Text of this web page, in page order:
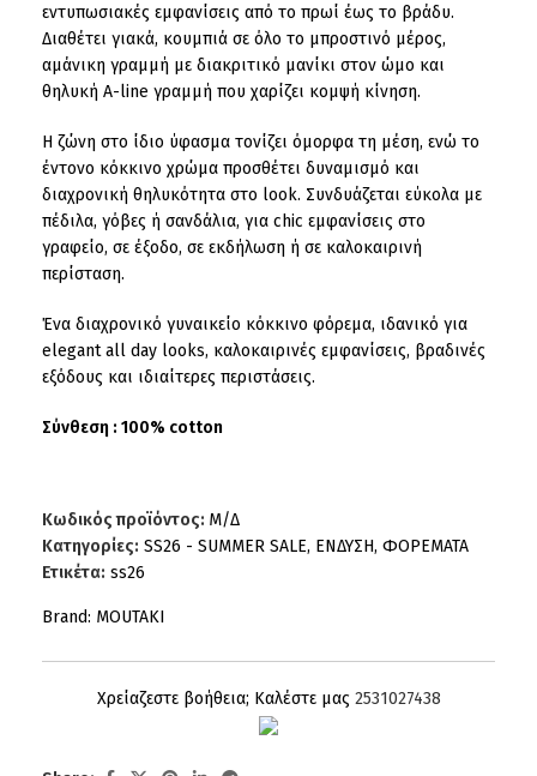
εντυπωσιακές εμφανίσεις από το πρωί έως το βράδυ.
Διαθέτει γιακά, κουμπιά σε όλο το μπροστινό μέρος,
αμάνικη γραμμή με διακριτικό μανίκι στον ώμο και
θηλυκή Α-line γραμμή που χαρίζει κομψή κίνηση.
Η ζώνη στο ίδιο ύφασμα τονίζει όμορφα τη μέση, ενώ το
έντονο κόκκινο χρώμα προσθέτει δυναμισμό και
διαχρονική θηλυκότητα στο look. Συνδυάζεται εύκολα με
πέδιλα, γόβες ή σανδάλια, για chic εμφανίσεις στο
γραφείο, σε έξοδο, σε εκδήλωση ή σε καλοκαιρινή
περίσταση.
Ένα διαχρονικό γυναικείο κόκκινο φόρεμα, ιδανικό για
elegant all day looks, καλοκαιρινές εμφανίσεις, βραδινές
εξόδους και ιδιαίτερες περιστάσεις.
Σύνθεση : 100% cotton
Κωδικός προϊόντος: Μ/Δ
Κατηγορίες: SS26 - SUMMER SALE, ΕΝΔΥΣΗ, ΦΟΡΕΜΑΤΑ
Ετικέτα: ss26
Brand: MOUTAKI
Χρείαζεστε βοήθεια; Καλέστε μας 2531027438